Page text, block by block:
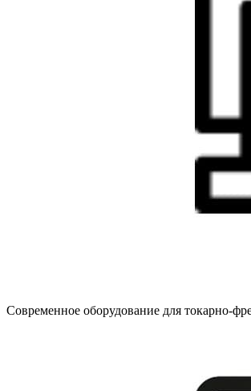
Современное оборудование для токарно-